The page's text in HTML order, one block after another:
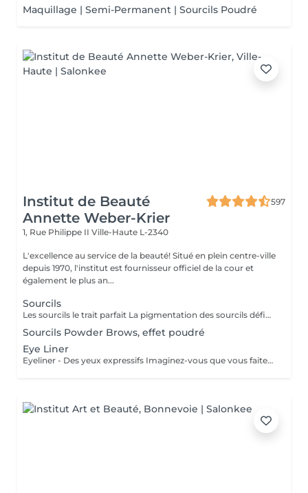
Maquillage | Semi-Permanent | Sourcils Poudré
Institut de Beauté
Annette Weber-Krier
597
1, Rue Philippe II Ville-Haute L-2340
L'excellence au service de la beauté! Situé en plein centre-ville
depuis 1970, l'institut est fournisseur officiel de la cour et
également le plus an...
Sourcils
Les sourcils le trait parfait La pigmentation des sourcils définit les traits de votre visage en créant un cadre optique. Le tracé du sourcil exprime votre état d'âme et peut même vous donner un aspect plus jeune. Mais les sourcils peuvent aussi pousser de manière très irrégulière jusqu'à ne plus pousser du tout. Dans ce cas le maquillage permanent est la solution idéale. On choisira une couleur qui vous correspond, ensuite on vous fera un dessin des sourcils au crayon. Quand on aura obtenu le résultat parfait, nous allons commencer à pigmenter des poils très fins. A partir de ce jour vous allez vous réveiller tous les matins avec des sourcils parfaits.
Sourcils Powder Brows, effet poudré
Eye Liner
Eyeliner - Des yeux expressifs Imaginez-vous que vous faites du sport, que vous allez vous baigner ou au sauna et que votre Eyeliner ne s'efface pas, ne coule pas plus jamais. Vos cils paraissent plus fournis et vos yeux sont plus expressifs grâce à un Eyeliner fin. L'Eyeliner est aussi la solution parfaite si vous portez des lentilles ou si vous avez des problèmes de vue ou bien si vous voulez tout simplement gagner du temps. Vous avez le choix entre un Eyeliner très fin et discret et un Eyeliner décoratif, tout comme vous le souhaitez. Dans tous les cas l'Eyeliner mettra vos yeux en valeur.